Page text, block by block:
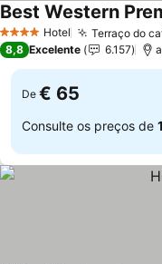
4 EstrelasHotel Terraço do
Best Western
8,8 Excelente 6.157
De € 65
Consulte os preços de